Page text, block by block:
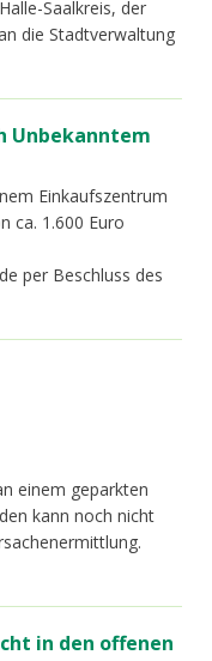
Saalkreis, der
die Stadtverwaltung
Unbekanntem
Einkaufszentrum
ca. 1.600 Euro
per Beschluss des
einem geparkten
kann noch nicht
in den offenen